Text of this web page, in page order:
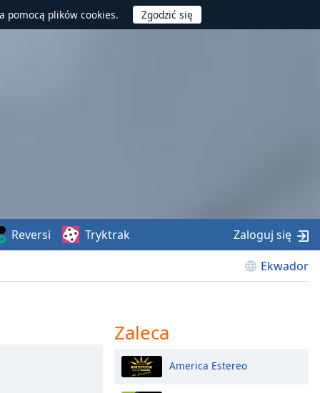
pomocą plików cookies.
Ekwador
Reversi Tryktrak Zaloguj się
Zaleca
America Estereo